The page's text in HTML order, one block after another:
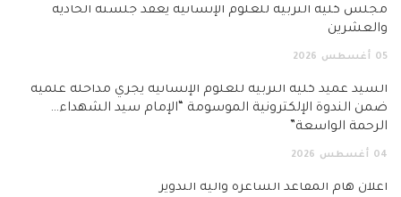
مجلس كلية التربية للعلوم الإنسانية يعقد جلسته الحادية
والعشرين
05 أغسطس 2026
السيد عميد كلية التربية للعلوم الإنسانية يجري مداخلة علمية
ضمن الندوة الإلكترونية الموسومة “الإمام سيد الشهداء…
الرحمة الواسعة”
04 أغسطس 2026
اعلان هام المقاعد الشاغرة وآلية التدوير